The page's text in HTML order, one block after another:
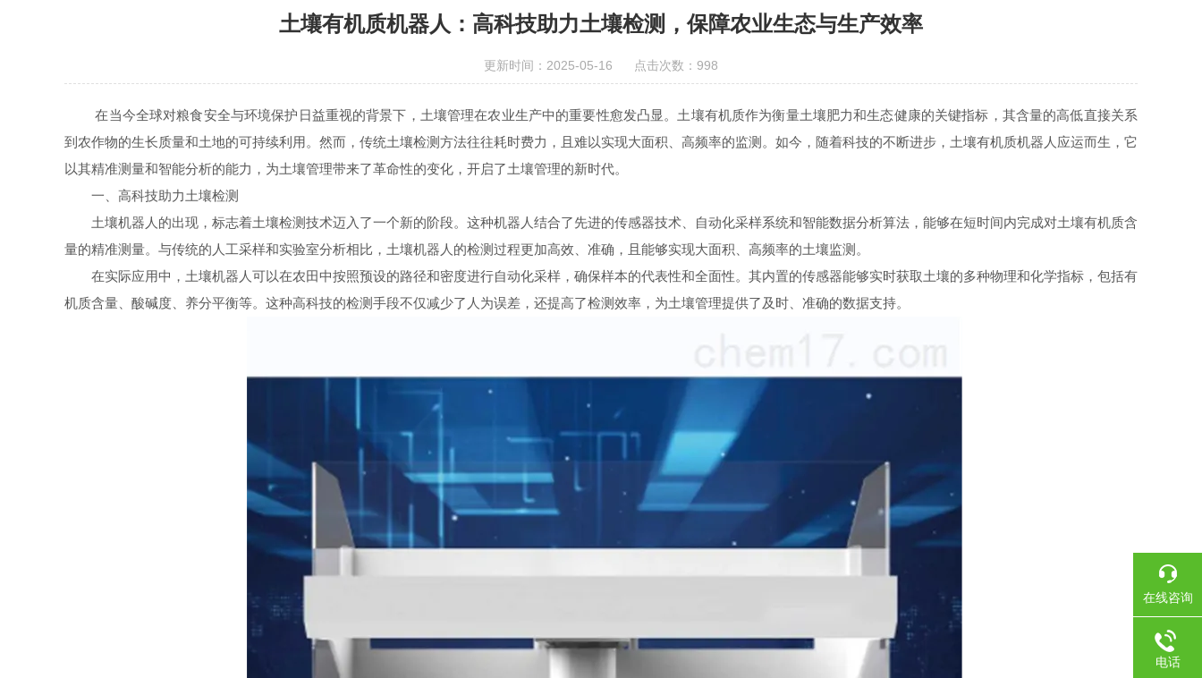
土壤有机质机器人：高科技助力土壤检测，保障农业生态与生产效率
更新时间：2025-05-16 点击次数：998
在当今全球对粮食安全与环境保护日益重视的背景下，土壤管理在农业生产中的重要性愈发凸显。土壤有机质作为衡量土壤肥力和生态健康的关键指标，其含量的高低直接关系
到农作物的生长质量和土地的可持续利用。然而，传统土壤检测方法往往耗时费力，且难以实现大面积、高频率的监测。如今，随着科技的不断进步，土壤有机质机器人应运而生，它
以其精准测量和智能分析的能力，为土壤管理带来了革命性的变化，开启了土壤管理的新时代。
一、高科技助力土壤检测
土壤机器人的出现，标志着土壤检测技术迈入了一个新的阶段。这种机器人结合了先进的传感器技术、自动化采样系统和智能数据分析算法，能够在短时间内完成对土壤有机质含
量的精准测量。与传统的人工采样和实验室分析相比，土壤机器人的检测过程更加高效、准确，且能够实现大面积、高频率的土壤监测。
在实际应用中，土壤机器人可以在农田中按照预设的路径和密度进行自动化采样，确保样本的代表性和全面性。其内置的传感器能够实时获取土壤的多种物理和化学指标，包括有
机质含量、酸碱度、养分平衡等。这种高科技的检测手段不仅减少了人为误差，还提高了检测效率，为土壤管理提供了及时、准确的数据支持。
在线咨询
电话